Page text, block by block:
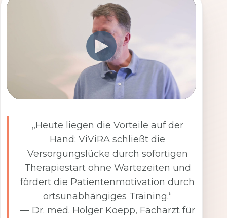
„Heute liegen die Vorteile auf der
Hand: ViViRA schließt die
Versorgungslücke durch sofortigen
Therapiestart ohne Wartezeiten und
fördert die Patientenmotivation durch
ortsunabhängiges Training.“
— Dr. med. Holger Koepp, Facharzt für